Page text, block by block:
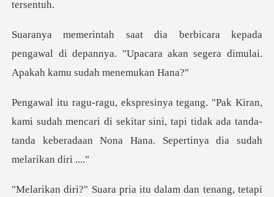
a
pengawal di depannya. "Upacara akan segera
sudah mencari di sekitar sini, tapi tidak ada tanda-
tanda k